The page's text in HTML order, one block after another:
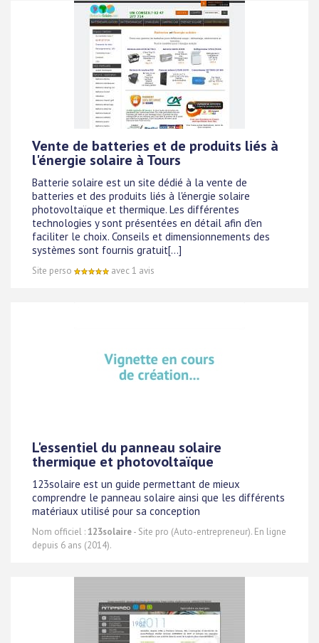
Vente de batteries et de produits liés à
l'énergie solaire à Tours
Batterie solaire est un site dédié à la vente de
batteries et des produits liés à l'énergie solaire
photovoltaïque et thermique. Les différentes
technologies y sont présentées en détail afin d'en
faciliter le choix. Conseils et dimensionnements des
systèmes sont fournis gratuit[...]
Site perso avec 1 avis
L'essentiel du panneau solaire
thermique et photovoltaïque
123solaire est un guide permettant de mieux
comprendre le panneau solaire ainsi que les différents
matériaux utilisé pour sa conception
Nom officiel :123solaire- Site pro (Auto-entrepreneur). En ligne
depuis 6 ans (2014).